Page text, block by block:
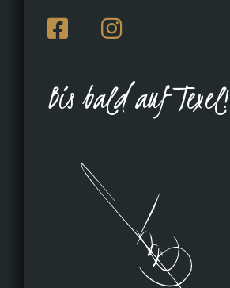
Bis bald auf Texel!